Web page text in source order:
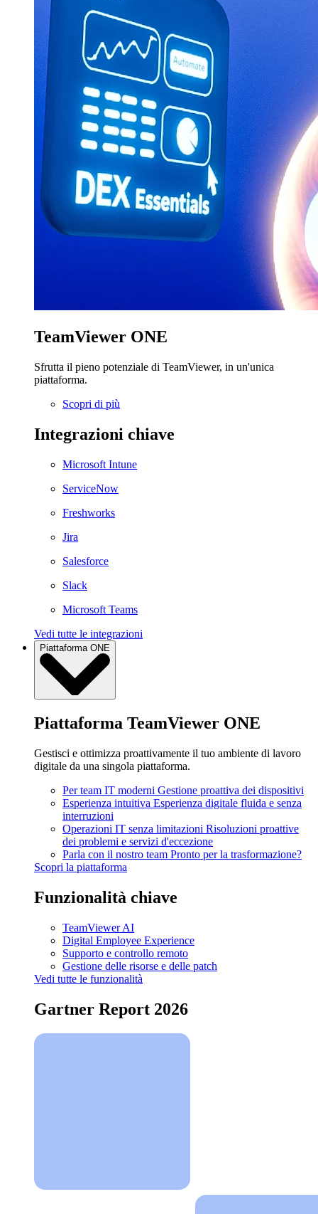
TeamViewer ONE
Sfrutta il pieno potenziale di TeamViewer, in un'unica
piattaforma.
Scopri di più
Integrazioni chiave
Microsoft Intune
ServiceNow
Freshworks
Jira
Salesforce
Slack
Microsoft Teams
Vedi tutte le integrazioni
Piattaforma ONE
Piattaforma TeamViewer ONE
Gestisci e ottimizza proattivamente il tuo ambiente di lavoro
digitale da una singola piattaforma.
Per team IT moderni Gestione proattiva dei dispositivi
Esperienza intuitiva Esperienza digitale fluida e senza
interruzioni
Operazioni IT senza limitazioni Risoluzioni proattive
dei problemi e servizi d'eccezione
Parla con il nostro team Pronto per la trasformazione?
Scopri la piattaforma
Funzionalità chiave
TeamViewer AI
Digital Employee Experience
Supporto e controllo remoto
Gestione delle risorse e delle patch
Vedi tutte le funzionalità
Gartner Report 2026